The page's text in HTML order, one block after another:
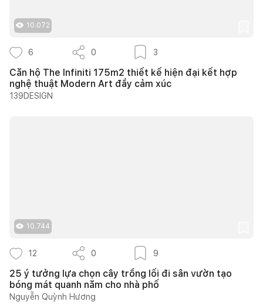
10.072
6 0 3
Căn hộ The Infiniti 175m2 thiết kế hiện đại kết hợp
nghệ thuật Modern Art đầy cảm xúc
139DESIGN
10.744
12 0 9
25 ý tưởng lựa chọn cây trồng lối đi sân vườn tạo
bóng mát quanh năm cho nhà phố
Nguyễn Quỳnh Hương